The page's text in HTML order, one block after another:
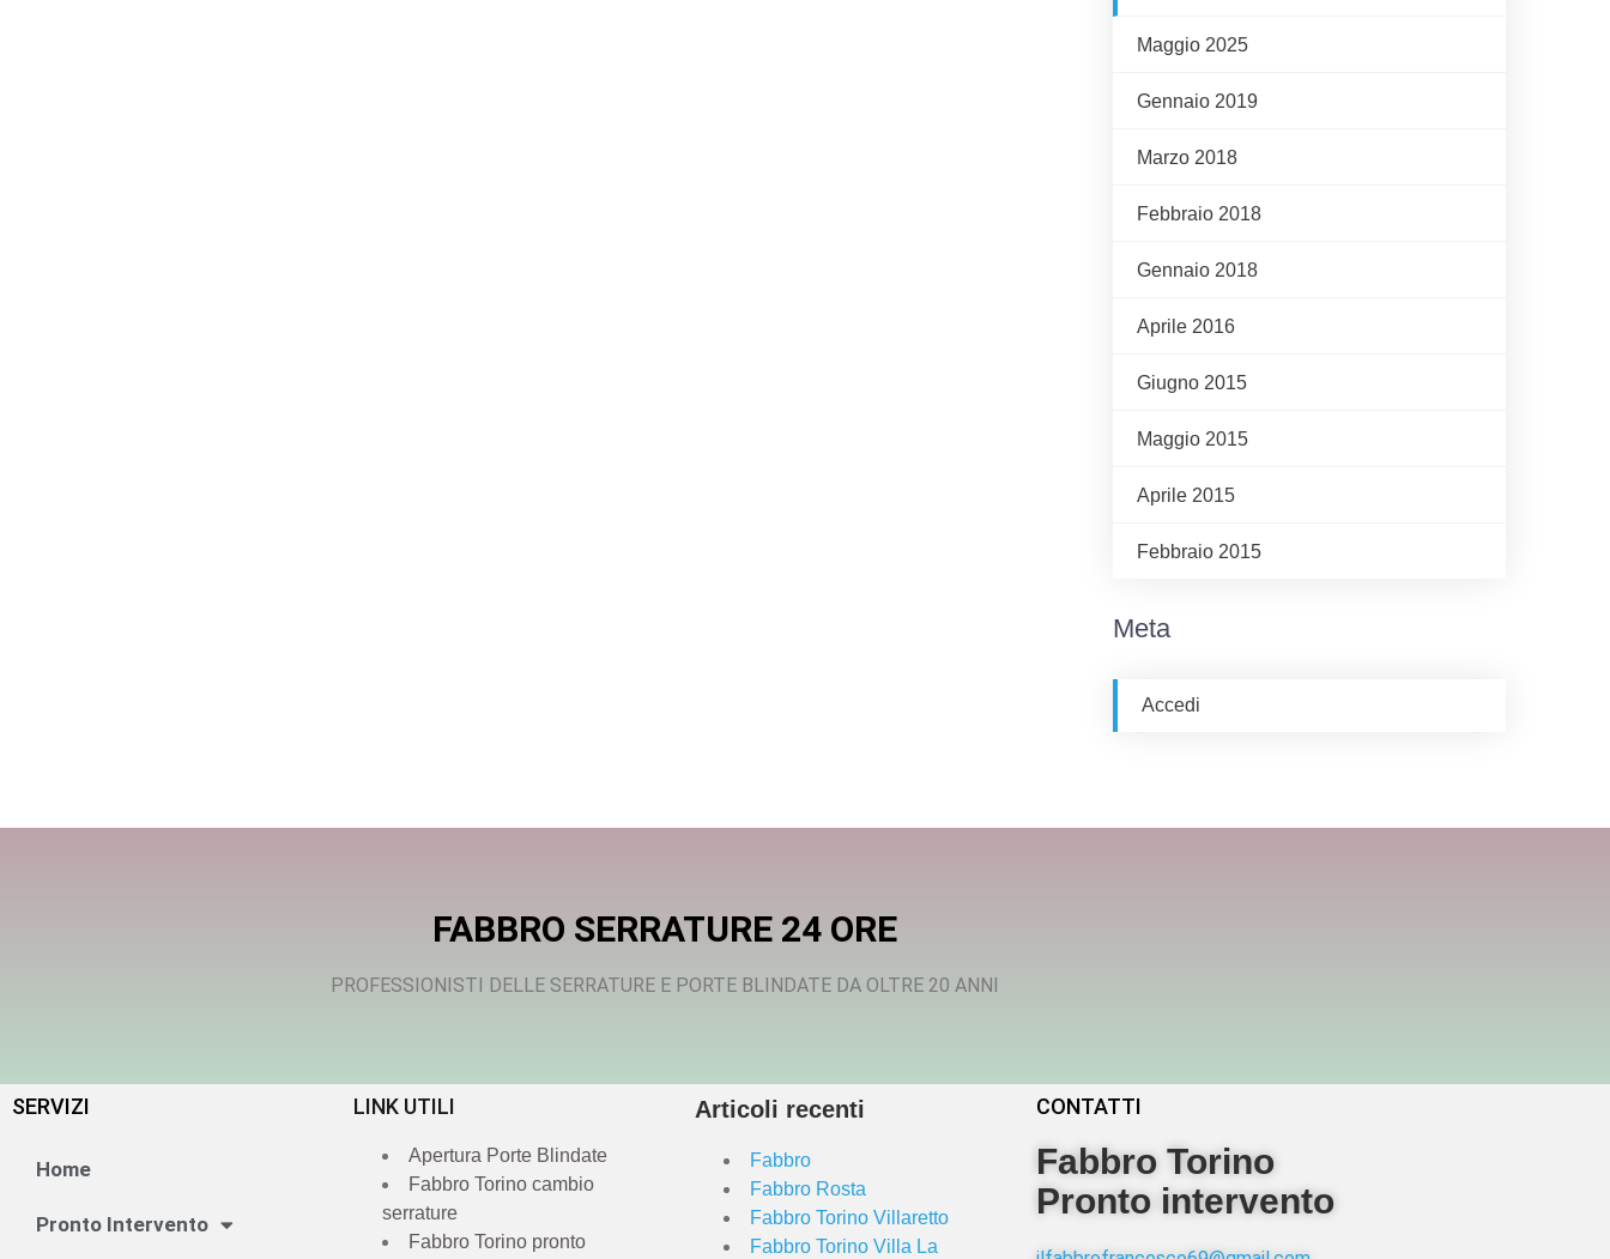
Maggio 2025
Gennaio 2019
Marzo 2018
Febbraio 2018
Gennaio 2018
Aprile 2016
Giugno 2015
Maggio 2015
Aprile 2015
Febbraio 2015
Meta
Accedi
FABBRO SERRATURE 24 ORE
PROFESSIONISTI DELLE SERRATURE E PORTE BLINDATE DA OLTRE 20 ANNI
SERVIZI
Home
Pronto Intervento
LINK UTILI
Apertura Porte Blindate
Fabbro Torino cambio
serrature
Fabbro Torino pronto
Articoli recenti
Fabbro
Fabbro Rosta
Fabbro Torino Villaretto
Fabbro Torino Villa La
CONTATTI
Fabbro Torino
Pronto intervento